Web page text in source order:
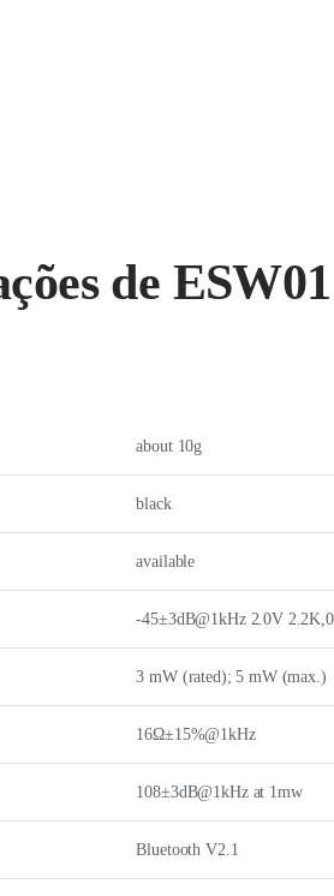
de ESW01
about 10g
black
available
-45±3dB@1kHz 2.0V
3 mW (rated); 5 mW (max.)
16Ω±15%@1kHz
108±3dB@1kHz at 1mw
Bluetooth V2.1